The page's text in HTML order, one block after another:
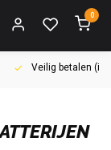
0
Veilig betalen